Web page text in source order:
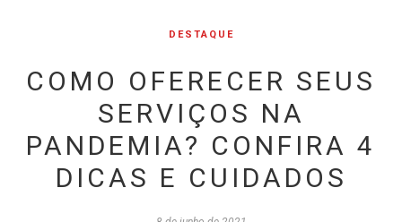
DESTAQUE
COMO OFERECER SEUS
SERVIÇOS NA
PANDEMIA? CONFIRA 4
DICAS E CUIDADOS